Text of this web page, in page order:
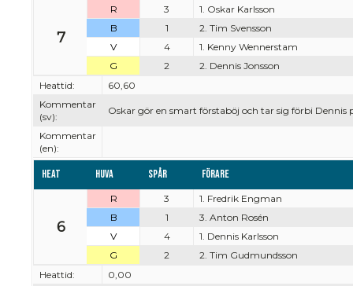
7
R 3
1. Oskar Karlsson
B
1
2. Tim Svensson
V
4
1. Kenny Wennerstam
G
2
2. Dennis Jonsson
Heattid:
60,60
Kommentar
(sv):
Oskar gör en smart förstaböj och tar sig förbi Dennis
Kommentar
(en):
Heat Huva Spår Förare
6
R 3
1. Fredrik Engman
B
1
3. Anton Rosén
V
4
1. Dennis Karlsson
G
2
2. Tim Gudmundsson
Heattid:
0,00